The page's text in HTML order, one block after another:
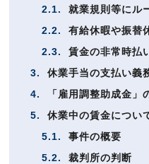
2.1.
就業規則等にル
2.2.
有給休暇や振替
2.3.
賃金の非常時払
3.
休業手当の支払い義
4.
「雇用調整助成金」
5.
休業中の賃金につい
5.1.
事件の概要
5.2.
裁判所の判断